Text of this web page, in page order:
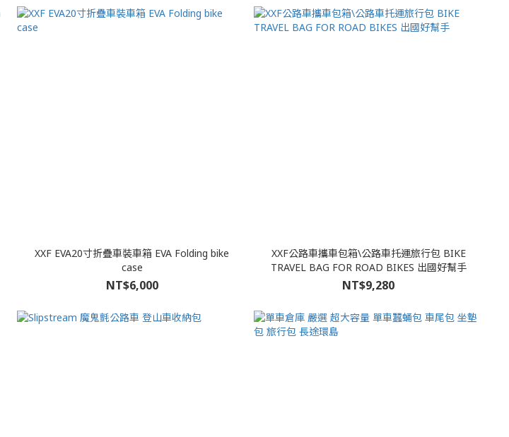
XXF EVA20寸折疊車裝車箱 EVA Folding bike
case
NT$6,000
XXF公路車攜車包箱\公路車托運旅行包 BIKE
TRAVEL BAG FOR ROAD BIKES 出國好幫手
NT$9,280